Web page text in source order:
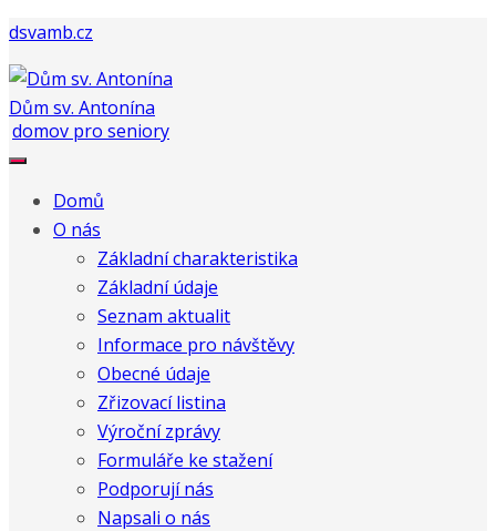
dsvamb.cz
Dům sv. Antonína
Domů
O nás
Základní charakteristika
Základní údaje
Seznam aktualit
Informace pro návštěvy
Obecné údaje
Zřizovací listina
Výroční zprávy
Formuláře ke stažení
Podporují nás
Napsali o nás